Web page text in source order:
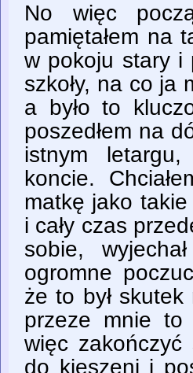
No więc
pamiętałem na
w pokoju stary i
szkoły, na co ja
a było to
poszedłem na
istnym
koncie.
matkę jako
i cały czas
sobie,
ogromne
że to był
przeze mnie to
więc zakończyć
do kieszeni i